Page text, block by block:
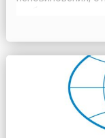
(нем. Das Vern...